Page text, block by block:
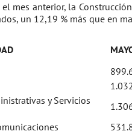
mes anterior, la
un 12,19 % más que en
y Servicios